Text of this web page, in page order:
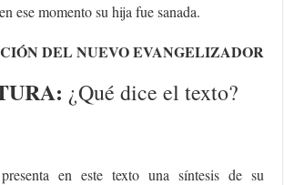
ese momento su hija fue sanada.
DEL NUEVO EVANGELIZADOR
¿Qué dice el texto?
en este texto una síntesis de su